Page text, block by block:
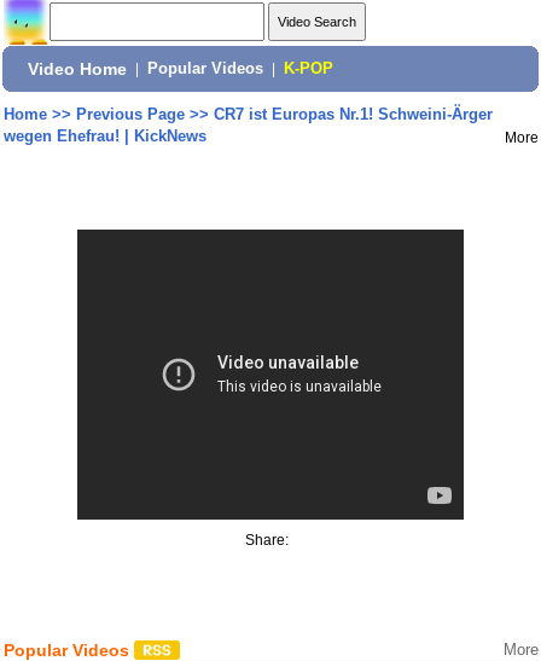
Video Home Popular Videos K-POP
Home>> Previous Page>> CR7 ist Europas Nr.1! Schweini-Ärger
wegen Ehefrau! | KickNews
More
Share:
Popular Videos More